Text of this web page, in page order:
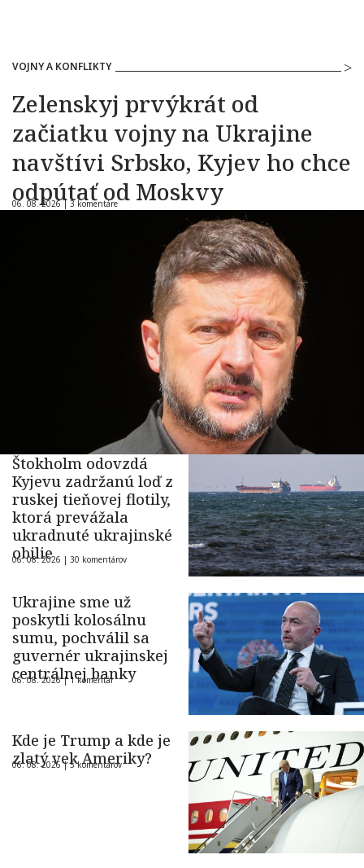
VOJNY A KONFLIKTY
Zelenskyj prvýkrát od
začiatku vojny na Ukrajine
navštívi Srbsko, Kyjev ho chce
odpútať od Moskvy
06. 08. 2026 | 3 komentáre
Štokholm odovzdá
Kyjevu zadržanú loď z
ruskej tieňovej flotily,
ktorá prevážala
ukradnuté ukrajinské
obilie
06. 08. 2026 | 30 komentárov
Ukrajine sme už
poskytli kolosálnu
sumu, pochválil sa
guvernér ukrajinskej
centrálnej banky
06. 08. 2026 |1 komentár
Kde je Trump a kde je
zlatý vek Ameriky?
06. 08. 2026 |5 komentárov